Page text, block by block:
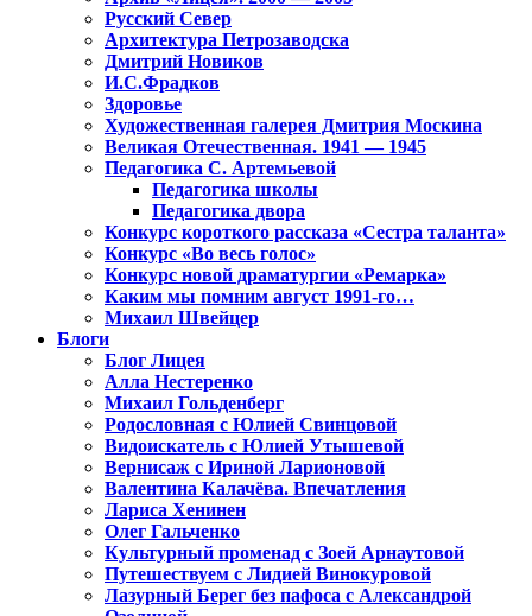
Русский Север
Архитектура Петрозаводска
Дмитрий Новиков
И.С.Фрадков
Здоровье
Художественная галерея Дмитрия Москина
Великая Отечественная. 1941 — 1945
Педагогика С. Артемьевой
Педагогика школы
Педагогика двора
Конкурс короткого рассказа «Сестра таланта»
Конкурс «Во весь голос»
Конкурс новой драматургии «Ремарка»
Каким мы помним август 1991-го…
Михаил Швейцер
Блоги
Блог Лицея
Алла Нестеренко
Михаил Гольденберг
Родословная с Юлией Свинцовой
Видоискатель с Юлией Утышевой
Вернисаж с Ириной Ларионовой
Валентина Калачёва. Впечатления
Лариса Хенинен
Олег Гальченко
Культурный променад с Зоей Арнаутовой
Путешествуем с Лидией Винокуровой
Лазурный Берег без пафоса с Александрой